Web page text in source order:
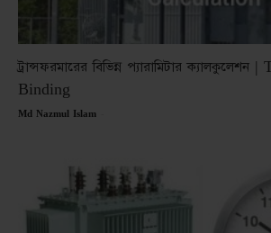
ট্রান্সফরমারের বিভিন্ন প্যারামিটার
Binding
Md Nazmul Islam